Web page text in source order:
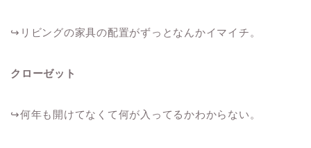
↪︎ リビングの家具の配置がずっとなんかイマイチ。
クローゼット
↪︎何年も開けてなくて何が入ってるかわからない。